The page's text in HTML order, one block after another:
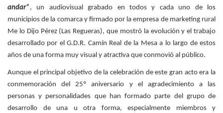
andar” , un audiovisual grabado en todos y cada uno de los
municipios de la comarca y firmado por la empresa de marketing rural
Me lo Dijo Pérez (Las Regueras), que mostró la evolución y el trabajo
desarrollado por el G.D.R. Camín Real de la Mesa a lo largo de estos
años de una forma muy visual y atractiva que conmovió al público.
Aunque el principal objetivo de la celebración de este gran acto era la
conmemoración del 25º aniversario y el agradecimiento a las
personas y personalidades que han formado parte del grupo de
desarrollo de una u otra forma, especialmente miembros y